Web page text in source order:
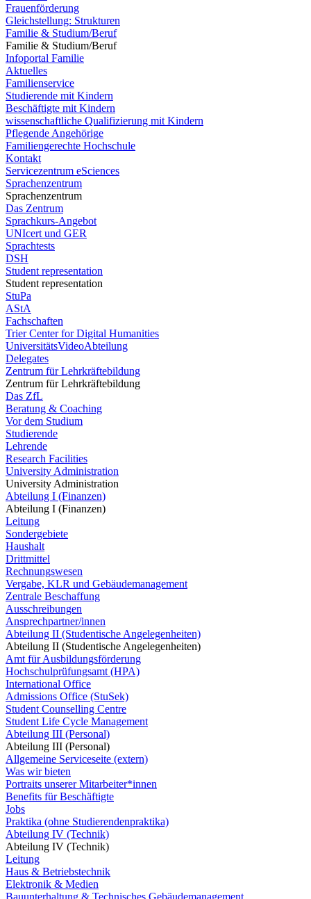
Frauenförderung
Gleichstellung: Strukturen
Familie & Studium/Beruf
Familie & Studium/Beruf
Infoportal Familie
Aktuelles
Familienservice
Studierende mit Kindern
Beschäftigte mit Kindern
wissenschaftliche Qualifizierung mit Kindern
Pflegende Angehörige
Familiengerechte Hochschule
Kontakt
Servicezentrum eSciences
Sprachenzentrum
Sprachenzentrum
Das Zentrum
Sprachkurs-Angebot
UNIcert und GER
Sprachtests
DSH
Student representation
Student representation
StuPa
AStA
Fachschaften
Trier Center for Digital Humanities
UniversitätsVideoAbteilung
Delegates
Zentrum für Lehrkräftebildung
Zentrum für Lehrkräftebildung
Das ZfL
Beratung & Coaching
Vor dem Studium
Studierende
Lehrende
Research Facilities
University Administration
University Administration
Abteilung I (Finanzen)
Abteilung I (Finanzen)
Leitung
Sondergebiete
Haushalt
Drittmittel
Rechnungswesen
Vergabe, KLR und Gebäudemanagement
Zentrale Beschaffung
Ausschreibungen
Ansprechpartner/innen
Abteilung II (Studentische Angelegenheiten)
Abteilung II (Studentische Angelegenheiten)
Amt für Ausbildungsförderung
Hochschulprüfungsamt (HPA)
International Office
Admissions Office (StuSek)
Student Counselling Centre
Student Life Cycle Management
Abteilung III (Personal)
Abteilung III (Personal)
Allgemeine Serviceseite (extern)
Was wir bieten
Portraits unserer Mitarbeiter*innen
Benefits für Beschäftigte
Jobs
Praktika (ohne Studierendenpraktika)
Abteilung IV (Technik)
Abteilung IV (Technik)
Leitung
Haus & Betriebstechnik
Elektronik & Medien
Bauunterhaltung & Technisches Gebäudemanagement